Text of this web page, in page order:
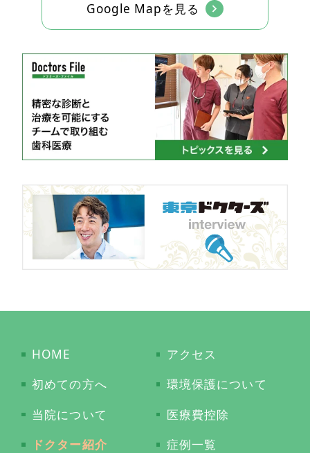
Google Mapを見る
HOME
初めての方へ
当院について
ドクター紹介
アクセス
環境保護について
医療費控除
症例一覧